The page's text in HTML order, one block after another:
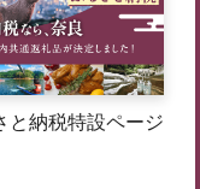
と納税特設ページ